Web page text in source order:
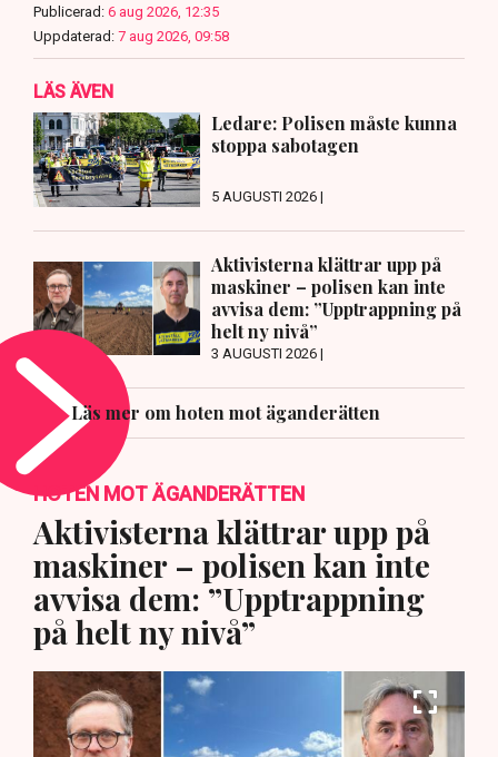
Publicerad: 6 aug 2026, 12:35
Uppdaterad: 7 aug 2026, 09:58
LÄS ÄVEN
Ledare: Polisen måste kunna
stoppa sabotagen
5 AUGUSTI 2026 |
Aktivisterna klättrar upp på
maskiner – polisen kan inte
avvisa dem: ”Upptrappning på
helt ny nivå”
3 AUGUSTI 2026 |
Läs mer om hoten mot äganderätten
HOTEN MOT ÄGANDERÄTTEN
Aktivisterna klättrar upp på
maskiner – polisen kan inte
avvisa dem: ”Upptrappning
på helt ny nivå”